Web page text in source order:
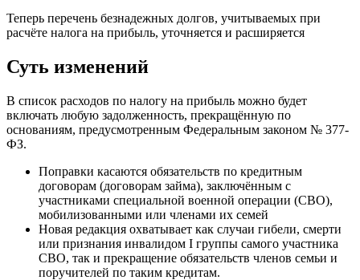
Теперь перечень безнадежных долгов, учитываемых при
расчёте налога на прибыль, уточняется и расширяется
Суть изменений
В список расходов по налогу на прибыль можно будет
включать любую задолженность, прекращённую по
основаниям, предусмотренным Федеральным законом № 377-
ФЗ.
Поправки касаются обязательств по кредитным
договорам (договорам займа), заключённым с
участниками специальной военной операции (СВО),
мобилизованными или членами их семей
Новая редакция охватывает как случаи гибели, смерти
или признания инвалидом I группы самого участника
СВО, так и прекращение обязательств членов семьи и
поручителей по таким кредитам.